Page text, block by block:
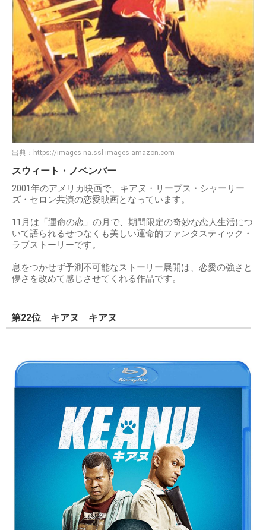
出典： https://images-na.ssl-images-amazon.com
スウィート・ノベンバー
2001年のアメリカ映画で、キアヌ・リーブス・シャーリー
ズ・セロン共演の恋愛映画となっています。
11月は「運命の恋」の月で、期間限定の奇妙な恋人生活につ
いて語られるせつなくも美しい運命的ファンタスティック・
ラブストーリーです。
息をつかせず予測不可能なストーリー展開は、恋愛の強さと
儚さを改めて感じさせてくれる作品です。
第22位 キアヌ キアヌ